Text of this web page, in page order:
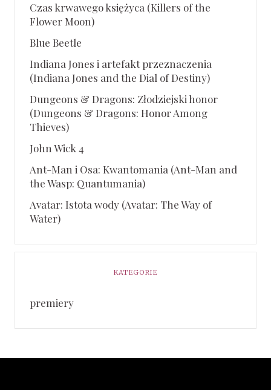
Czas krwawego księżyca (Killers of the
Flower Moon)
Blue Beetle
Indiana Jones i artefakt przeznaczenia
(Indiana Jones and the Dial of Destiny)
Dungeons & Dragons: Złodziejski honor
(Dungeons & Dragons: Honor Among
Thieves)
John Wick 4
Ant-Man i Osa: Kwantomania (Ant-Man and
the Wasp: Quantumania)
Avatar: Istota wody (Avatar: The Way of
Water)
KATEGORIE
premiery